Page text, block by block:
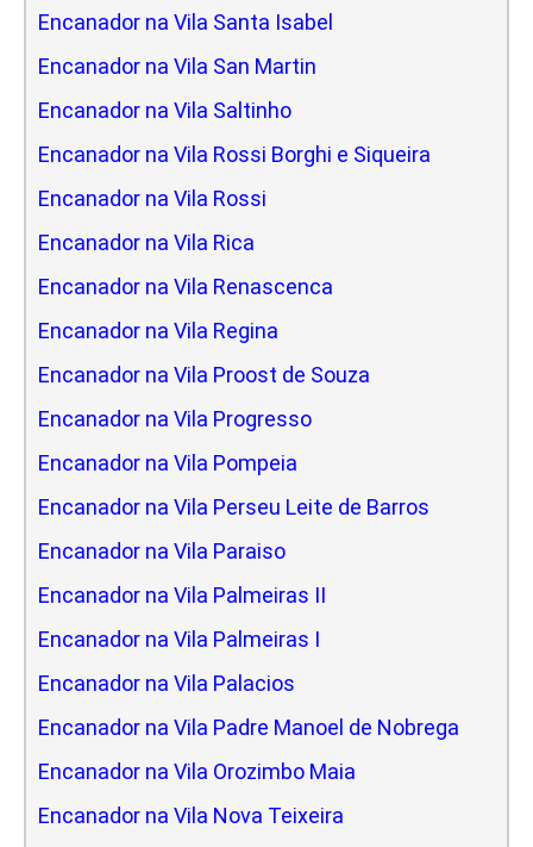
Encanador na Vila Santa Isabel
Encanador na Vila San Martin
Encanador na Vila Saltinho
Encanador na Vila Rossi Borghi e Siqueira
Encanador na Vila Rossi
Encanador na Vila Rica
Encanador na Vila Renascenca
Encanador na Vila Regina
Encanador na Vila Proost de Souza
Encanador na Vila Progresso
Encanador na Vila Pompeia
Encanador na Vila Perseu Leite de Barros
Encanador na Vila Paraiso
Encanador na Vila Palmeiras II
Encanador na Vila Palmeiras I
Encanador na Vila Palacios
Encanador na Vila Padre Manoel de Nobrega
Encanador na Vila Orozimbo Maia
Encanador na Vila Nova Teixeira